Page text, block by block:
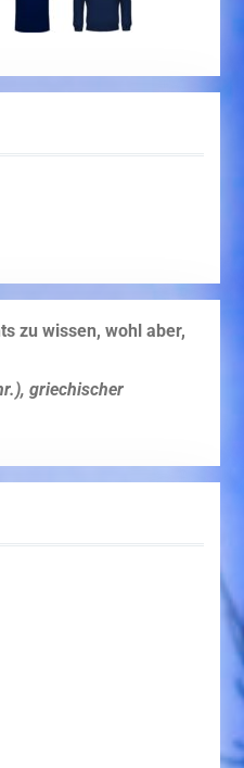
zu wissen, wohl aber,
griechischer